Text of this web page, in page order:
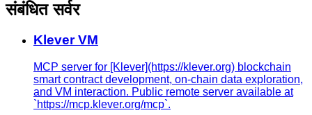
संबंधित सर्वर
Klever VM
MCP server for [Klever](https://klever.org) blockchain
smart contract development, on-chain data exploration,
and VM interaction. Public remote server available at
`https://mcp.klever.org/mcp`.